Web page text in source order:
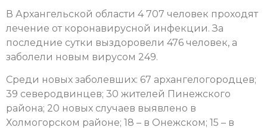
В Архангельской области 4 707 человек проходят
лечение от коронавирусной инфекции. За
последние сутки выздоровели 476 человек, а
заболели новым вирусом 249.
Среди новых заболевших: 67 архангелогородцев;
39 северодвинцев; 30 жителей Пинежского
района; 20 новых случаев выявлено в
Холмогорском районе; 18 – в Онежском; 15 – в